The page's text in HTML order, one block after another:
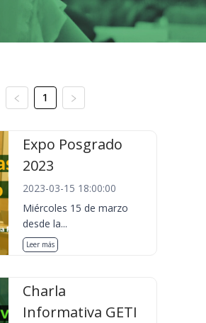
1
Expo Posgrado
2023
2023-03-15 18:00:00
Miércoles 15 de marzo
desde la...
Leer más
Charla
Informativa GETI